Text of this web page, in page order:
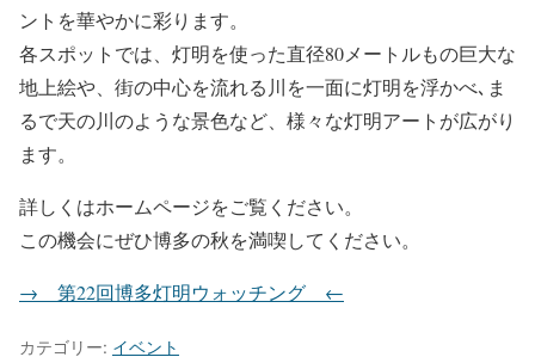
ントを華やかに彩ります。
各スポットでは、灯明を使った直径80メートルもの巨大な
地上絵や、街の中心を流れる川を一面に灯明を浮かべ､ま
るで天の川のような景色など、様々な灯明アートが広がり
ます。
詳しくはホームページをご覧ください。
この機会にぜひ博多の秋を満喫してください。
→ 第22回博多灯明ウォッチング ←
カテゴリー: イベント